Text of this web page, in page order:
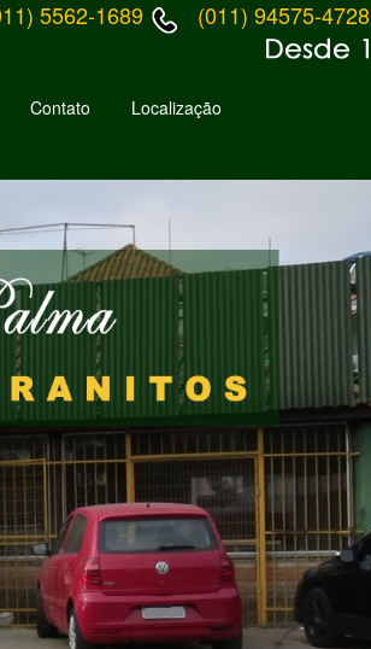
5562-1689 (011) 94575-4728
Contato Localização